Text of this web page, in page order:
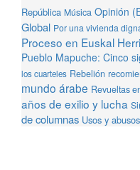
República Música Opinión
Global Por una vivienda
Proceso en Euskal
Pueblo Mapuche: Cinco
los cuarteles Rebelión
mundo árabe Revueltas
años de exilio y lucha
de columnas Usos y